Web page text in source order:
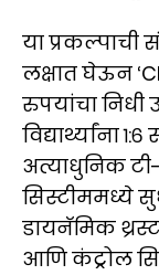
या प्रकल्पाची
लक्षात घेऊन
रुपयांचा
विद्यार्थ्यांना
अत्याधुनिक टी-
सिस्टीममध्ये
डायनॅमिक
आणि कंट्रोल